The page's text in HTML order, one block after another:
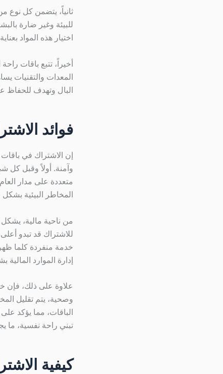
ثانياً، يتضمن كل نوع
للبيئة وغير ضارة
اختيار هذه المواد
أخيراً، تتبع باقات
المعدات والتقنيات
البال وتهدف
فوائد
إن الاشتراك في
وآمنة. أولاً وقبل كل
متعددة على مدار
المخاطر البيئية
من ناحية مالية، يشكل
للاشتراك قد تبدو
خدمة منفردة كلما
إدارة الموارد
علاوة على ذلك، فإن
وصحية، يتم تقليل
الباقات، مما يؤكد
تبني راحة نفسية، ما
كيفية